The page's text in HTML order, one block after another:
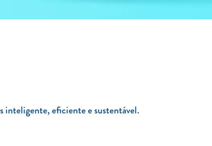
inteligente, eficiente e sustentável.